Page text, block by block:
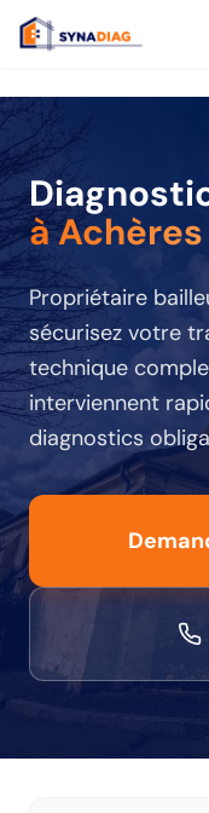
à Achères
Propriétaire
sécurisez votre
technique
interviennent
diagnostics
Panneau de gestion